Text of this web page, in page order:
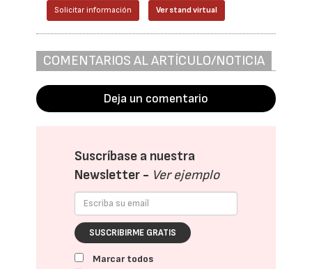
Solicitar información Ver stand virtual
COMENTARIOS AL ARTÍCULO/NOTICIA
Deja un comentario
Suscríbase a nuestra
Newsletter - Ver ejemplo
SUSCRIBIRME GRATIS
Marcar todos